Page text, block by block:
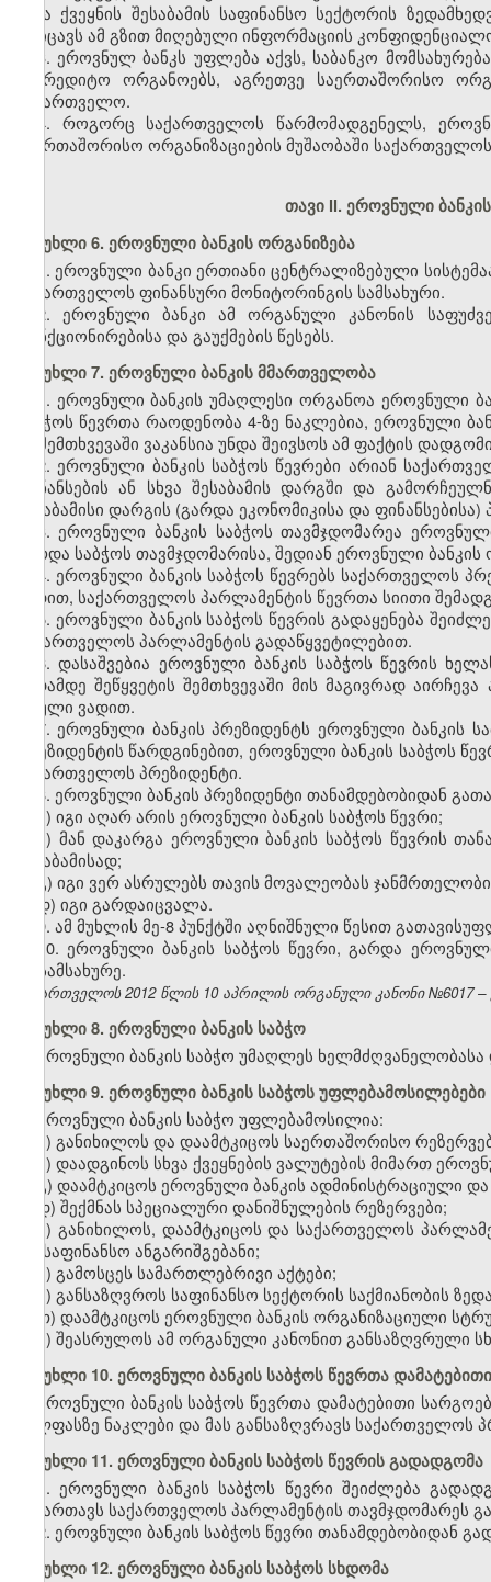
სხვა ქვეყნის შესაბამის საფინანსო სექტორის
დაიცავს ამ გზით მიღებული ინფორმაციის
3. ეროვნულ ბანკს უფლება აქვს, საბანკო
საკრედიტო ორგანოებს, აგრეთვე საერთაშორისო
საქართველო.
4. როგორც საქართველოს წარმომადგენელს,
საერთაშორისო ორგანიზაციების მუშაობაში
თავი II. ეროვნული
მუხლი 6. ეროვნული ბანკის ორგანიზება
1. ეროვნული ბანკი ერთიანი ცენტრალიზებული
საქართველოს ფინანსური მონიტორინგის სამსახური.
2. ეროვნული ბანკი ამ ორგანული კანონის
ფუნქციონირებისა და გაუქმების წესებს.
მუხლი 7. ეროვნული ბანკის მმართველობა
1. ეროვნული ბანკის უმაღლესი ორგანოა ეროვნული
საბჭოს წევრთა რაოდენობა 4-ზე ნაკლებია, ეროვნული
ამ შემთხვევაში ვაკანსია უნდა შეივსოს ამ ფაქტის
2. ეროვნული ბანკის საბჭოს წევრები არიან
ფინანსების ან სხვა შესაბამის დარგში და
შესაბამისი დარგის (გარდა ეკონომიკისა და
3. ეროვნული ბანკის საბჭოს თავმჯდომარეა
გარდა საბჭოს თავმჯდომარისა, შედიან ეროვნული
4. ეროვნული ბანკის საბჭოს წევრებს საქართველოს
ვადით, საქართველოს პარლამენტის წევრთა სიითი
5. ეროვნული ბანკის საბჭოს წევრის გადაყენება
საქართველოს პარლამენტის გადაწყვეტილებით.
6. დასაშვებია ეროვნული ბანკის საბჭოს წევრის
ვადამდე შეწყვეტის შემთხვევაში მის მაგივრად
სრული ვადით.
7. ეროვნული ბანკის პრეზიდენტს ეროვნული ბანკის
პრეზიდენტის წარდგინებით, ეროვნული ბანკის საბჭოს
საქართველოს პრეზიდენტი.
8. ეროვნული ბანკის პრეზიდენტი თანამდებობიდან
ა) იგი აღარ არის ეროვნული ბანკის საბჭოს წევრი;
ბ) მან დაკარგა ეროვნული ბანკის საბჭოს წევრის
შესაბამისად;
გ) იგი ვერ ასრულებს თავის მოვალეობას
დ) იგი გარდაიცვალა.
9. ამ მუხლის მე-8 პუნქტში აღნიშნული წესით
10. ეროვნული ბანკის საბჭოს წევრი, გარდა
მოსამსახურე.
საქართველოს 2012 წლის 10 აპრილის ორგანული კანონი №6017 –
მუხლი 8. ეროვნული ბანკის საბჭო
ეროვნული ბანკის საბჭო უმაღლეს
მუხლი 9. ეროვნული ბანკის საბჭოს უფლებამოსილებები
ეროვნული ბანკის საბჭო უფლებამოსილია:
ა) განიხილოს და დაამტკიცოს საერთაშორისო
ბ) დაადგინოს სხვა ქვეყნების ვალუტების მიმართ
გ) დაამტკიცოს ეროვნული ბანკის ადმინისტრაციული
დ) შექმნას სპეციალური დანიშნულების რეზერვები;
ე) განიხილოს, დაამტკიცოს და საქართველოს
და საფინანსო ანგარიშგებანი;
ვ) გამოსცეს სამართლებრივი აქტები;
ზ) განსაზღვროს საფინანსო სექტორის საქმიანობის
თ) დაამტკიცოს ეროვნული ბანკის ორგანიზაციული
ი) შეასრულოს ამ ორგანული კანონით განსაზღვრული
მუხლი 10. ეროვნული ბანკის საბჭოს წევრთა
ეროვნული ბანკის საბჭოს წევრთა დამატებითი
ხელფასზე ნაკლები და მას განსაზღვრავს საქართველოს
მუხლი 11. ეროვნული ბანკის საბჭოს წევრის გადადგომა
1. ეროვნული ბანკის საბჭოს წევრი შეიძლება
მიმართავს საქართველოს პარლამენტის თავმჯდომარეს
2. ეროვნული ბანკის საბჭოს წევრი თანამდებობიდან
მუხლი 12. ეროვნული ბანკის საბჭოს სხდომა